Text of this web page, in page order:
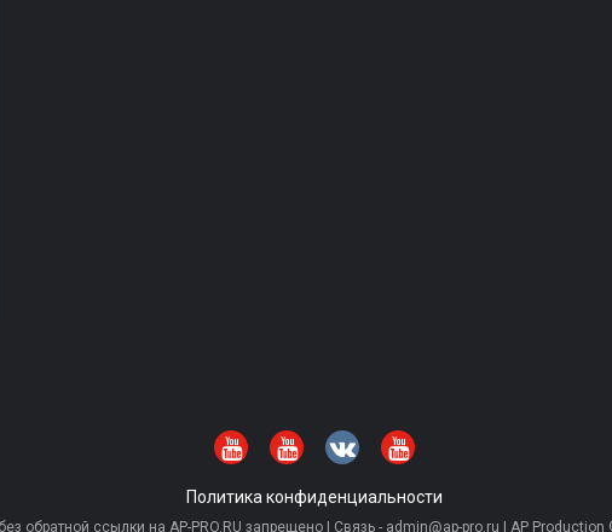
Политика конфиденциальности
обратной ссылки на AP-PRO.RU запрещено | Связь - admin@ap-pro.ru | AP Production